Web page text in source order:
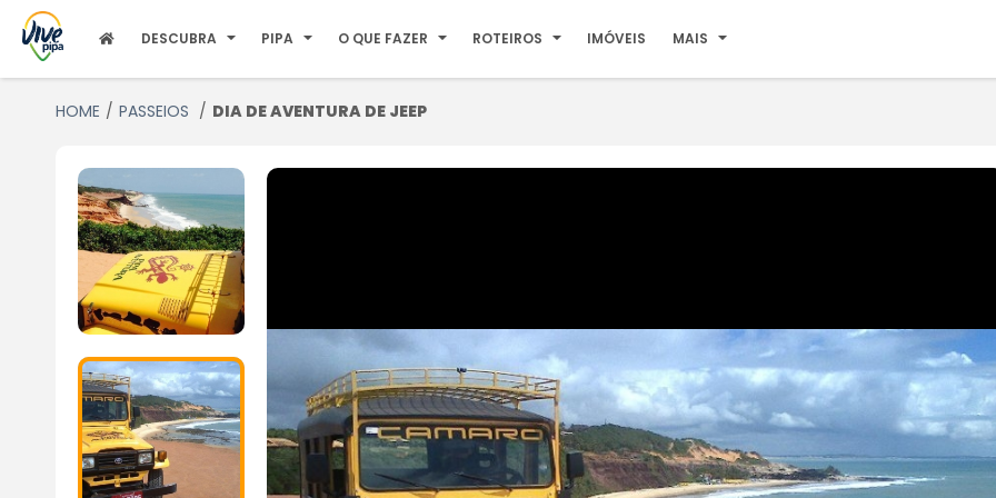
DESCUBRA PIPA O QUE FAZER ROTEIROS IMÓVEIS MAIS
HOME PASSEIOS DIA DE AVENTURA DE JEEP